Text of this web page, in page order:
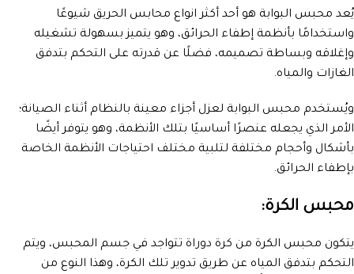
يُعد محبس البوابة هو أحد أكثر انواع محابس الحريق شيوعًا
واستخدامًا بأنظمة إطفاء الحرائق، وهو يتميز بسهولة تشغيله
وإغلاقه وبساطة تصميمه، فضلًا عن قدرته على التحكم بتدفق
الغازات والمياه.
ويُستخدم محبس البوابة لعزل أجزاء معينة بالنظام أثناء الصيانة؛
الأمر الذي يجعله عنصرًا أساسيًا بتلك الأنظمة، وهو يتوفر أيضًا
بأشكال وأحجام مختلفة لتلبية مختلف احتياجات الأنظمة الخاصة
بإطفاء الحرائق.
محبس الكرة:
يتكون محبس الكرة من كرة دوراة تتواجد في جسم المحبس، ويتم
التحكم بتدفق المياه عن طريق تدوير تلك الكرة، وهذا النوع من